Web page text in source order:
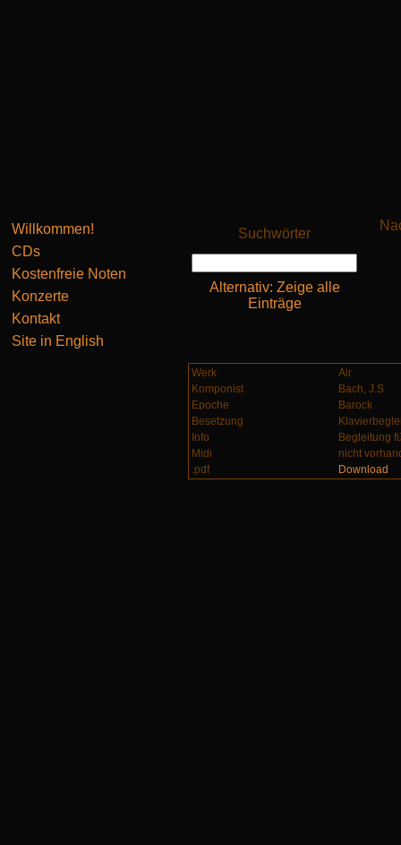
Willkommen!
CDs
Kostenfreie Noten
Konzerte
Kontakt
Site in English
Suchwörter
Alternativ: Zeige alle
Einträge
Werk
Air
Komponist
Bach, J.S.
Epoche
Barock
Besetzung
Info
Begleitung
Midi
nicht
.pdf
Download